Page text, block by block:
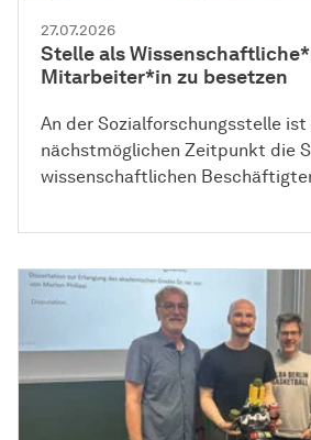
27.07.2026
Stelle als
Mitarbeiter*in zu besetzen
An der Sozial­forschungs­stelle ist
nächstmöglichen Zeitpunkt die
wissenschaftlichen